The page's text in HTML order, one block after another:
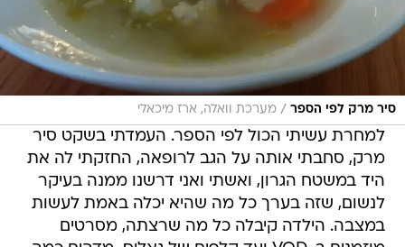
סיר מרק לפי הספר / מערכת וואלה, ארז מיכאלי
למחרת עשיתי הכול לפי הספר. העמדתי בשקט סיר
מרק, סחבתי אותה על הגב לרופאה, החזקתי לה את
היד במשטח הגרון, ואשתי ואני דרשנו ממנה בעיקר
לנשום, שזה בערך כל מה שהיא יכלה באמת לעשות
במצבה. הילדה קיבלה כל מה שרצתה, מסרטים